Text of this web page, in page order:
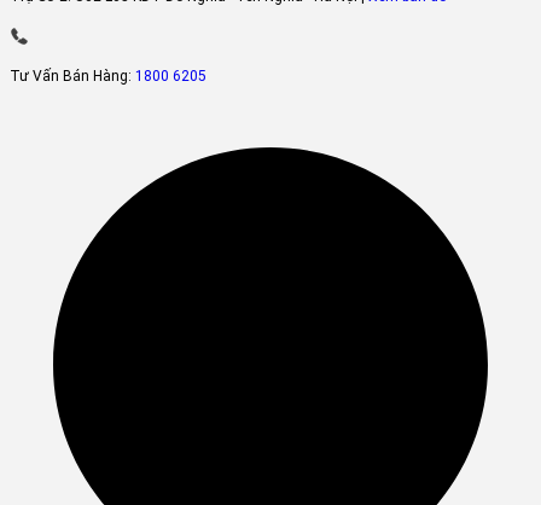
Tư Vấn Bán Hàng: 1800 6205